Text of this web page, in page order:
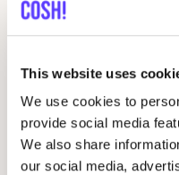
This website uses
We use cookies to
provide social media
We also share
our social media,
Marken
Laden
Verifizierte Marken 1
Ragnarøk Clothing